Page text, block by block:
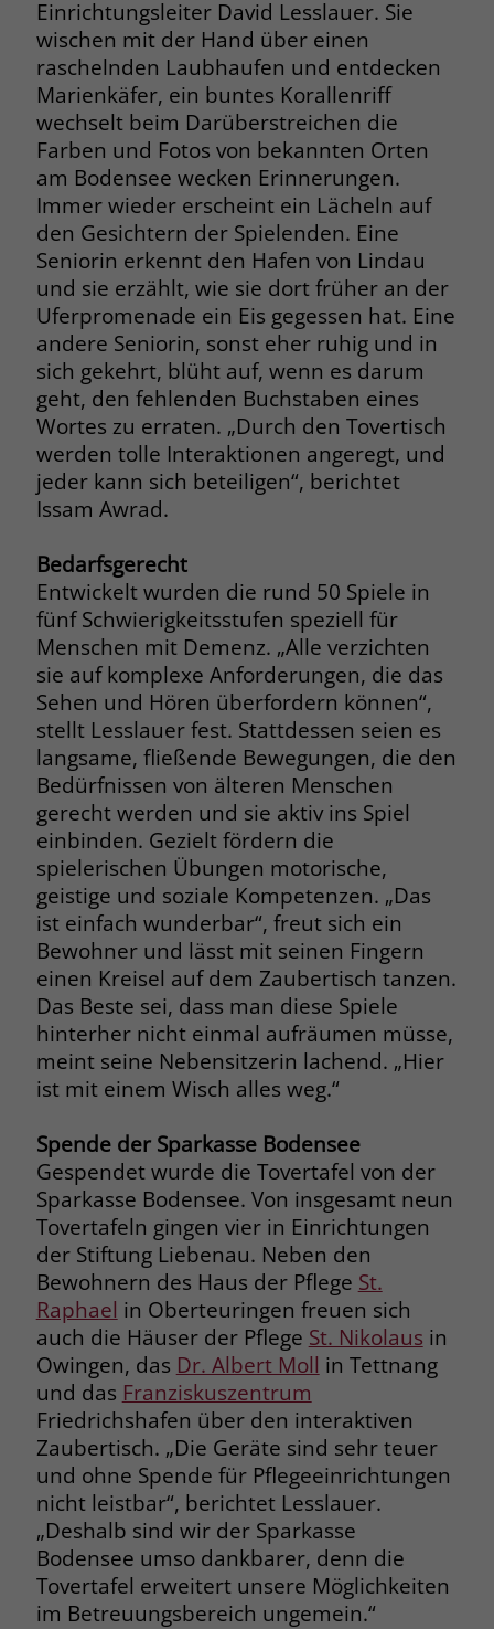
Einrichtungsleiter David Lesslauer. Sie
wischen mit der Hand über einen
raschelnden Laubhaufen und entdecken
Marienkäfer, ein buntes Korallenriff
wechselt beim Darüberstreichen die
Farben und Fotos von bekannten Orten
am Bodensee wecken Erinnerungen.
Immer wieder erscheint ein Lächeln auf
den Gesichtern der Spielenden. Eine
Seniorin erkennt den Hafen von Lindau
und sie erzählt, wie sie dort früher an der
Uferpromenade ein Eis gegessen hat. Eine
andere Seniorin, sonst eher ruhig und in
sich gekehrt, blüht auf, wenn es darum
geht, den fehlenden Buchstaben eines
Wortes zu erraten. „Durch den Tovertisch
werden tolle Interaktionen angeregt, und
jeder kann sich beteiligen“, berichtet
Issam Awrad.
Bedarfsgerecht
Entwickelt wurden die rund 50 Spiele in
fünf Schwierigkeitsstufen speziell für
Menschen mit Demenz. „Alle verzichten
sie auf komplexe Anforderungen, die das
Sehen und Hören überfordern können“,
stellt Lesslauer fest. Stattdessen seien es
langsame, fließende Bewegungen, die den
Bedürfnissen von älteren Menschen
gerecht werden und sie aktiv ins Spiel
einbinden. Gezielt fördern die
spielerischen Übungen motorische,
geistige und soziale Kompetenzen. „Das
ist einfach wunderbar“, freut sich ein
Bewohner und lässt mit seinen Fingern
einen Kreisel auf dem Zaubertisch tanzen.
Das Beste sei, dass man diese Spiele
hinterher nicht einmal aufräumen müsse,
meint seine Nebensitzerin lachend. „Hier
ist mit einem Wisch alles weg.“
Spende der Sparkasse Bodensee
Gespendet wurde die Tovertafel von der
Sparkasse Bodensee. Von insgesamt neun
Tovertafeln gingen vier in Einrichtungen
der Stiftung Liebenau. Neben den
Bewohnern des Haus der Pflege St.
Raphael in Oberteuringen freuen sich
auch die Häuser der Pflege St. Nikolaus in
Owingen, das Dr. Albert Moll in Tettnang
und das Franziskuszentrum
Friedrichshafen über den interaktiven
Zaubertisch. „Die Geräte sind sehr teuer
und ohne Spende für Pflegeeinrichtungen
nicht leistbar“, berichtet Lesslauer.
„Deshalb sind wir der Sparkasse
Bodensee umso dankbarer, denn die
Tovertafel erweitert unsere Möglichkeiten
im Betreuungsbereich ungemein.“
welche Werbeanzeige geklickt wurde,
sodass erzielte Erfolge wie z.B.
Bestellungen oder Kontaktanfragen der
Anzeige zugewiesen werden können.
Name _gcl_dc
Anbieter Google Ads
Laufzeit
Zweck
Dieses Cookie wird gesetzt, wenn ein
User über einen Klick auf eine Google
Werbeanzeige auf die Website gelangt.
Es enthält Informationen darüber,
welche Werbeanzeige geklickt wurde,
sodass erzielte Erfolge wie z.B.
Bestellungen oder Kontaktanfragen der
Anzeige zugewiesen werden können.
Anbieter Facebook
Laufzeit 3 Monate
Zweck
Der Zweck von _fbp ist vollständig auf
die Werbe- und Analysebemühungen
von Facebook zurückzuführen. Dieses
Cookie ist ein Erstanbieter-Cookie, d. h.
Facebook platziert es, während ein
Verbraucher auf Facebook ist. Dieses
Cookie verfolgt die Besuche eines
Nutzers auf verschiedenen Websites
und meldet dieses Verhalten an
Facebook. Facebook kann dann die
gesammelten Daten nutzen, um den
Nutzer besser zu verstehen und
bessere, relevantere Werbung zu
zeigen. Das _fbp-Cookie sammelt keine
persönlich identifizierbaren
Informationen und wird von Facebook
nur platziert, um Daten an das
Unternehmen zurückzusenden.